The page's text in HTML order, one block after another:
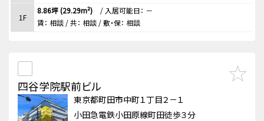
1F
8.86坪 (29.29m²) / 入居可能日： －
賃： 相談 / 共： 相談 / 敷・保： 相談
四谷学院駅前ビル
東京都町田市中町１丁目２－１
小田急電鉄小田原線町田徒歩３分